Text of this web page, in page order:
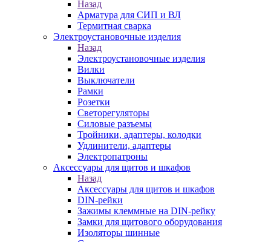
Назад
Арматура для СИП и ВЛ
Термитная сварка
Электроустановочные изделия
Назад
Электроустановочные изделия
Вилки
Выключатели
Рамки
Розетки
Светорегуляторы
Силовые разъемы
Тройники, адаптеры, колодки
Удлинители, адаптеры
Электропатроны
Аксессуары для щитов и шкафов
Назад
Аксессуары для щитов и шкафов
DIN-рейки
Зажимы клеммные на DIN-рейку
Замки для щитового оборудования
Изоляторы шинные